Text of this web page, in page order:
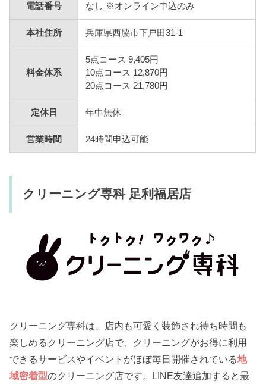
電話番号 なし ※オンライン申込のみ
本社住所 兵庫県西脇市下戸田31-1
料金体系
5点コース 9,405円
10点コース 12,870円
20点コース 21,780円
定休日 年中無休
営業時間 24時間申込可能
クリーニング専科 足利福居店
クリーニング専科は、店内も可愛く装飾され待ち時間も
楽しめるクリーニング店で、クリーニングがお得に利用
できるサービスやイベントがほぼ毎日開催されている地
域密着型のクリーニング店です。LINE友達追加すると最